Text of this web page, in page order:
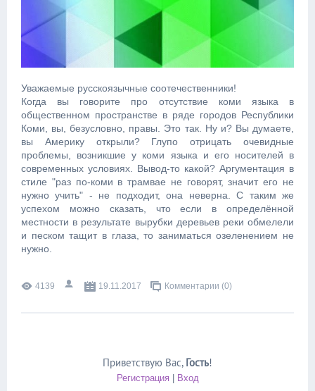
Уважаемые русскоязычные соотечественники!
Когда вы говорите про отсутствие коми языка в
общественном пространстве в ряде городов Республики
Коми, вы, безусловно, правы. Это так. Ну и? Вы думаете,
вы Америку открыли? Глупо отрицать очевидные
проблемы, возникшие у коми языка и его носителей в
современных условиях. Вывод-то какой? Аргументация в
стиле "раз по-коми в трамвае не говорят, значит его не
нужно учить" - не подходит, она неверна. С таким же
успехом можно сказать, что если в определённой
местности в результате вырубки деревьев реки обмелели
и песком тащит в глаза, то заниматься озеленением не
нужно.
4139 19.11.2017 Комментарии (0)
Приветствую Вас, Гость!
Регистрация| Вход